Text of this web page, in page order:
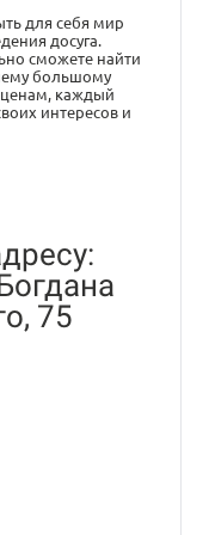
для себя мир
досуга.
сможете найти
большому
каждый
интересов и
75